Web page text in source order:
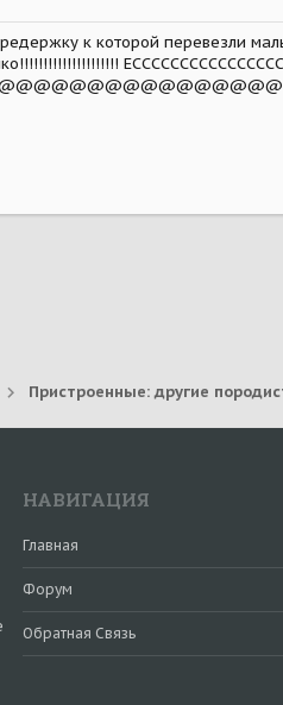
к которой перевезли
Пристроенные: другие
НАВИГАЦИЯ
Главная
Форум
Обратная Связь